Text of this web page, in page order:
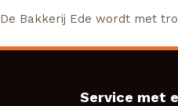
De Bakkerij Ede wordt met
Service met